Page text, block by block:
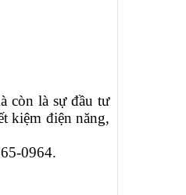
còn là sự đầu tư
kiệm điện năng,
0964.